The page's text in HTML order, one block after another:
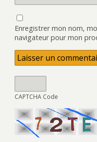
Enregistrer mon nom,
navigateur pour mon
CAPTCHA Code